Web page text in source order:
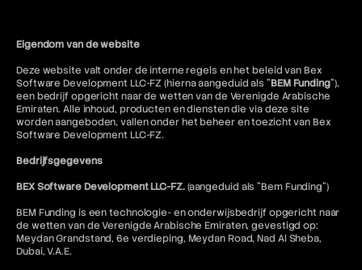
Eigendom van de website
Deze website valt onder de interne regels en het beleid van Bex
Software Development LLC-FZ (hierna aangeduid als "BEM Funding"),
een bedrijf opgericht naar de wetten van de Verenigde Arabische
Emiraten. Alle inhoud, producten en diensten die via deze site
worden aangeboden, vallen onder het beheer en toezicht van Bex
Software Development LLC-FZ.
Bedrijfsgegevens
BEX Software Development LLC-FZ.(aangeduid als "Bem Funding")
BEM Funding is een technologie- en onderwijsbedrijf opgericht naar
de wetten van de Verenigde Arabische Emiraten, gevestigd op:
Meydan Grandstand, 6e verdieping, Meydan Road, Nad Al Sheba,
Dubai, V.A.E.